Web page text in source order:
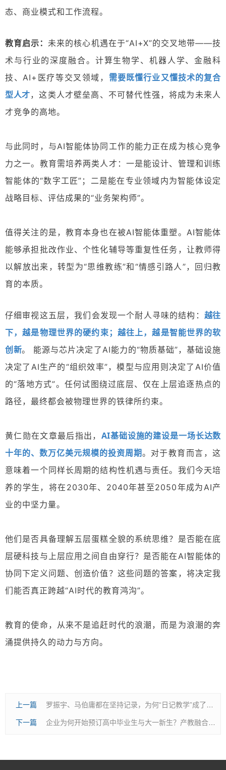
态、商业模式和工作流程。
教育启示 ： 未来的核心机遇在于“AI+X”的交叉地带——技
术与行业的深度融合。计算生物学、机器人学、金融科
技、AI+医疗等交叉领域， 需要既懂行业又懂技术的复合
型人才，这类人才壁垒高、不可替代性强，将成为未来人
才竞争的高地。
与此同时，与AI智能体协同工作的能力正在成为核心竞争
力之一。教育需培养两类人才：一是能设计、管理和训练
智能体的“数字工匠”；二是能在专业领域内为智能体设定
战略目标、评估成果的“业务架构师”。
值得关注的是，教育本身也在被AI智能体重塑。AI智能体
能够承担批改作业、个性化辅导等重复性任务，让教师得
以解放出来，转型为“思维教练”和“情感引路人”，回归教
育的本质。
仔细审视这五层，我们会发现一个耐人寻味的结构： 越往
下，越是物理世界的硬约束；越往上，越是智能世界的软
创新。
能源与芯片决定了AI能力的“物质基础”，基础设施
决定了AI生产的“组织效率”，模型与应用则决定了AI价值
的“落地方式”。任何试图绕过底层、仅在上层追逐热点的
路径，最终都会被物理世界的铁律所约束。
黄仁勋在文章最后指出， AI基础设施的建设是一场长达数
十年的、数万亿美元规模的投资周期。对于教育而言，这
意味着一个同样长周期的结构性机遇与责任。我们今天培
养的学生，将在2030年、2040年甚至2050年成为AI产
业的中坚力量。
他们是否具备理解五层蛋糕全貌的系统思维？是否能在底
层硬科技与上层应用之间自由穿行？是否能在AI智能体的
协同下定义问题、创造价值？这些问题的答案，将决定我
们能否真正跨越“AI时代的教育鸿沟”。
教育的使命，从来不是追赶时代的浪潮，而是为浪潮的奔
涌提供持久的动力与方向。
上一篇 罗振宇、马伯庸都在坚持记录，为何“日记教学”成了教育者需要重新审视的必修课？
下一篇